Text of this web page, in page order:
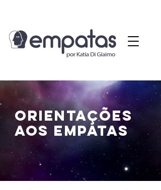
ORIENTAÇÕES
AOS EMPATAS